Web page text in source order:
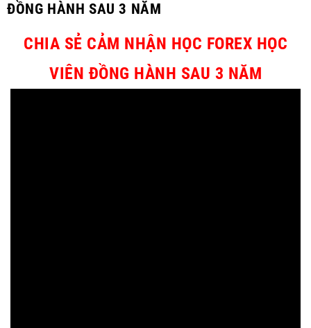
ĐỒNG HÀNH SAU 3 NĂM
CHIA SẺ CẢM NHẬN HỌC FOREX HỌC
VIÊN ĐỒNG HÀNH SAU 3 NĂM